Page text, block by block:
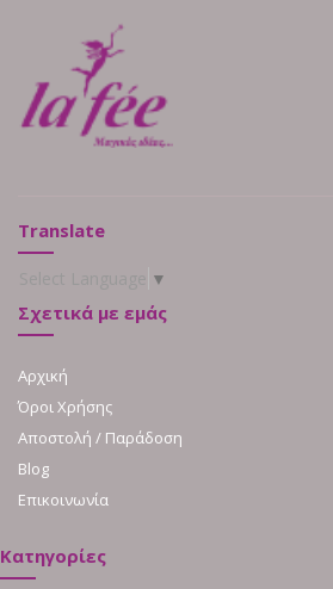
Translate
▼
Σχετικά με εμάς
Αρχική
Όροι Χρήσης
Αποστολή / Παράδοση
Blog
Επικοινωνία
Κατηγορίες